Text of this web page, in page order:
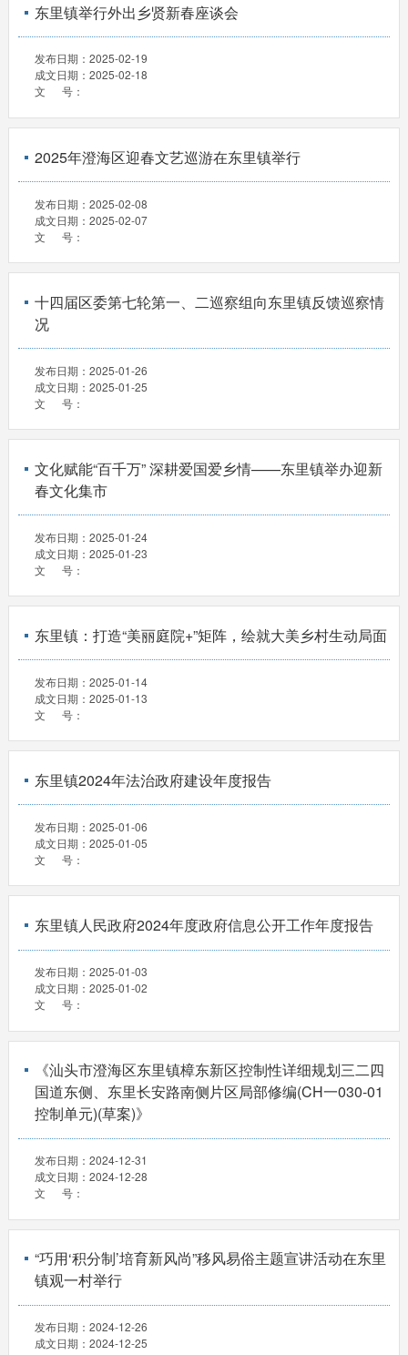
东里镇举行外出乡贤新春座谈会
发布日期： 2025-02-19
成文日期： 2025-02-18
文 号：
2025年澄海区迎春文艺巡游在东里镇举行
发布日期： 2025-02-08
成文日期： 2025-02-07
文 号：
十四届区委第七轮第一、二巡察组向东里镇反馈巡察情
况
发布日期： 2025-01-26
成文日期： 2025-01-25
文 号：
文化赋能“百千万” 深耕爱国爱乡情——东里镇举办迎新
春文化集市
发布日期： 2025-01-24
成文日期： 2025-01-23
文 号：
东里镇：打造“美丽庭院+”矩阵，绘就大美乡村生动局面
发布日期： 2025-01-14
成文日期： 2025-01-13
文 号：
东里镇2024年法治政府建设年度报告
发布日期： 2025-01-06
成文日期： 2025-01-05
文 号：
东里镇人民政府2024年度政府信息公开工作年度报告
发布日期： 2025-01-03
成文日期： 2025-01-02
文 号：
《汕头市澄海区东里镇樟东新区控制性详细规划三二四
国道东侧、东里长安路南侧片区局部修编(CH一030-01
控制单元)(草案)》
发布日期： 2024-12-31
成文日期： 2024-12-28
文 号：
“巧用‘积分制’培育新风尚”移风易俗主题宣讲活动在东里
镇观一村举行
发布日期： 2024-12-26
成文日期： 2024-12-25